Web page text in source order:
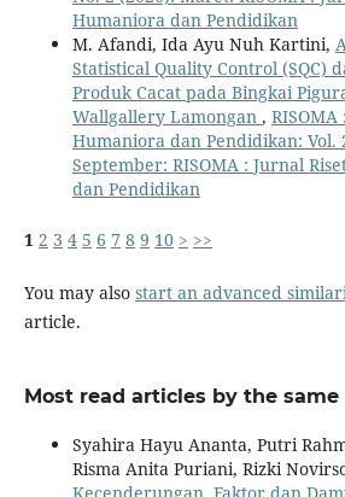
Humaniora dan Pendidikan
M. Afandi, Ida Ayu Nuh Kartini,
Statistical Quality Control (SQC)
Produk Cacat pada Bingkai
Wallgallery Lamongan , RISOMA
Humaniora dan Pendidikan: Vol.
September: RISOMA : Jurnal
dan Pendidikan
1 2 3 4 5 6 7 8 9 10 > >>
You may also start an advanced
article.
Most read articles by the same
Syahira Hayu Ananta, Putri
Risma Anita Puriani, Rizki